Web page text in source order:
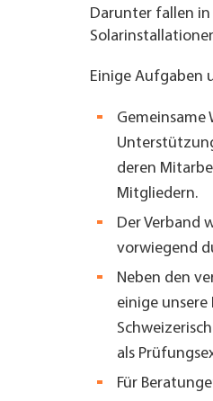
Darunter fallen in
Einige Aufgaben
deren
Mitgliedern.
Der Verband
vorwiegend
Neben den
einige
als
Für